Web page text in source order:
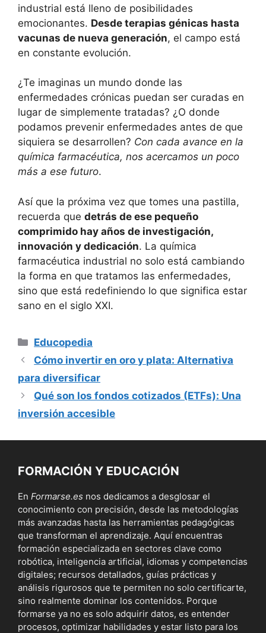
industrial está lleno de posibilidades
emocionantes. Desde terapias génicas hasta
vacunas de nueva generación, el campo está
en constante evolución.
¿Te imaginas un mundo donde las
enfermedades crónicas puedan ser curadas en
lugar de simplemente tratadas? ¿O donde
podamos prevenir enfermedades antes de que
siquiera se desarrollen? Con cada avance en la
química farmacéutica, nos acercamos un poco
más a ese futuro.
Así que la próxima vez que tomes una pastilla,
recuerda que detrás de ese pequeño
comprimido hay años de investigación,
innovación y dedicación. La química
farmacéutica industrial no solo está cambiando
la forma en que tratamos las enfermedades,
sino que está redefiniendo lo que significa estar
sano en el siglo XXI.
Categorías
Educopedia
Cómo invertir en oro y plata: Alternativa
para diversificar
Qué son los fondos cotizados (ETFs): Una
inversión accesible
FORMACIÓN Y EDUCACIÓN
En Formarse.es nos dedicamos a desglosar el
conocimiento con precisión, desde las metodologías
más avanzadas hasta las herramientas pedagógicas
que transforman el aprendizaje. Aquí encuentras
formación especializada en sectores clave como
robótica, inteligencia artificial, idiomas y competencias
digitales; recursos detallados, guías prácticas y
análisis rigurosos que te permiten no solo certificarte,
sino realmente dominar los contenidos. Porque
formarse ya no es solo adquirir datos, es entender
procesos, optimizar habilidades y estar listo para los